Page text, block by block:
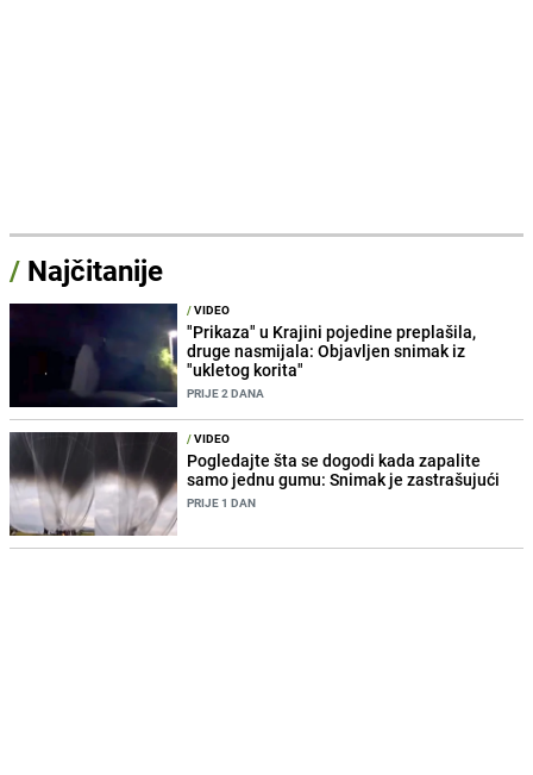
/ Najčitanije
/VIDEO
"Prikaza" u Krajini pojedine preplašila,
druge nasmijala: Objavljen snimak iz
"ukletog korita"
PRIJE 2 DANA
/VIDEO
Pogledajte šta se dogodi kada zapalite
samo jednu gumu: Snimak je zastrašujući
PRIJE 1 DAN